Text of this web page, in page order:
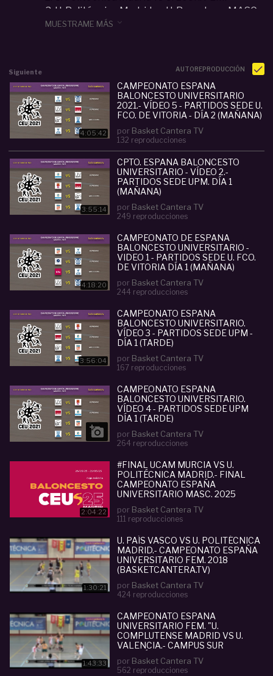
3. U. Politécnica Madrid vs U. Barcelona. MASC.
4. U. Valladolid vs U. Valencia. MASC.
- Vídeos y Streaming U12, U14, U16, U18...
- Información TWITTER: @BasketCanteraTV
Categoria :
Senior (U19-U20-EBA)
campeonato espa #ntilde #baloncesto #universita
# 2021 #partidos #v #iacute
#u #polit #eacute
MUESTRAME MÁS 
Siguiente AUTOREPRODUCCIÓN
4:05:42
CAMPEONATO ESPAÑA
BALONCESTO UNIVERSITARIO
2021.- VÍDEO 5 - PARTIDOS SEDE U.
FCO. DE VITORIA - DÍA 2 (MAÑANA)
por Basket Cantera TV
132 reproducciones
3:55:14
CPTO. ESPAÑA BALONCESTO
UNIVERSITARIO - VÍDEO 2.-
PARTIDOS SEDE UPM. DÍA 1
(MAÑANA)
por Basket Cantera TV
249 reproducciones
4:18:20
CAMPEONATO DE ESPAÑA
BALONCESTO UNIVERSITARIO -
VIDEO 1 - PARTIDOS SEDE U. FCO.
DE VITORIA DÍA 1 (MAÑANA)
por Basket Cantera TV
244 reproducciones
3:56:04
CAMPEONATO ESPAÑA
BALONCESTO UNIVERSITARIO.
VÍDEO 3 - PARTIDOS SEDE UPM -
DÍA 1 (TARDE)
por Basket Cantera TV
167 reproducciones

CAMPEONATO ESPAÑA
BALONCESTO UNIVERSITARIO.
VÍDEO 4 - PARTIDOS SEDE UPM
DÍA 1 (TARDE)
por Basket Cantera TV
264 reproducciones
2:04:22
#FINAL UCAM MURCIA VS U.
POLITÉCNICA MADRID.- FINAL
CAMPEONATO ESPAÑA
UNIVERSITARIO MASC. 2025
por Basket Cantera TV
111 reproducciones
1:30:21
U. PAÍS VASCO VS U. POLITÉCNICA
MADRID.- CAMPEONATO ESPAÑA
UNIVERSITARIO FEM. 2018
(BASKETCANTERA.TV)
por Basket Cantera TV
424 reproducciones
1:43:33
CAMPEONATO ESPAÑA
UNIVERSITARIO FEM. "U.
COMPLUTENSE MADRID VS U.
VALENCIA.- CAMPUS SUR
por Basket Cantera TV
562 reproducciones